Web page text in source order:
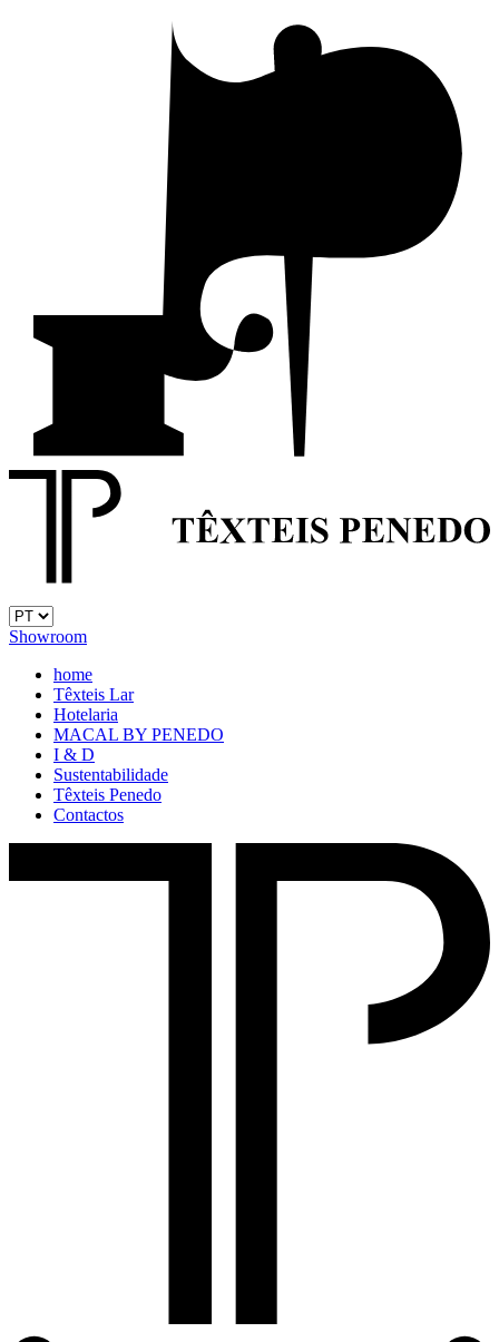
Showroom
home
Têxteis Lar
Hotelaria
MACAL BY PENEDO
I & D
Sustentabilidade
Têxteis Penedo
Contactos